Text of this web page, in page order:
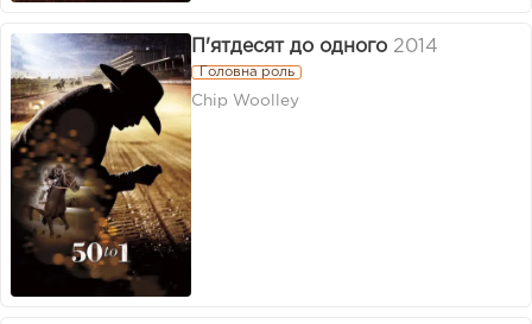
П'ятдесят до одного 2014
Головна роль
Chip Woolley